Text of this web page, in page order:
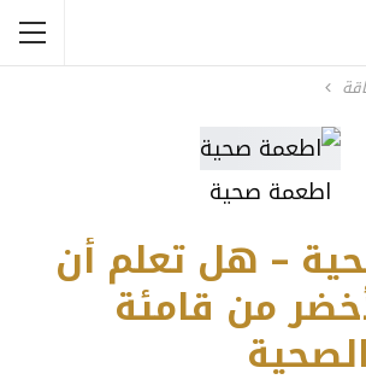
اطعمة صحية
– هل تعلم أن
من قامئة